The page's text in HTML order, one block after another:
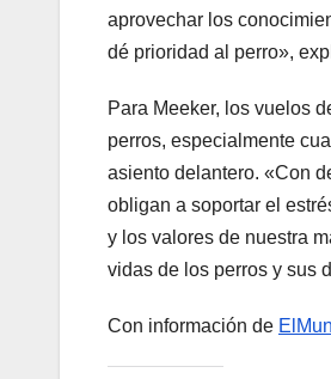
aprovechar los
dé prioridad al perro»,
Para Meeker, los vuelos
perros, especialmente
asiento delantero. «Con
obligan a soportar el
y los valores de nuestra
vidas de los perros y sus
Con información de